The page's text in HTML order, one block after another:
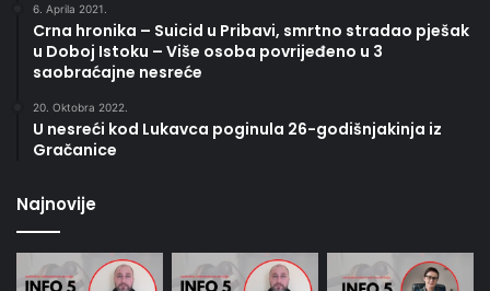
6. Aprila 2021.
Crna hronika – Suicid u Pribavi, smrtno stradao pješak
u Doboj Istoku – Više osoba povrijeđeno u 3
saobraćajne nesreće
20. Oktobra 2022.
U nesreći kod Lukavca poginula 26-godišnjakinja iz
Gračanice
Najnovije